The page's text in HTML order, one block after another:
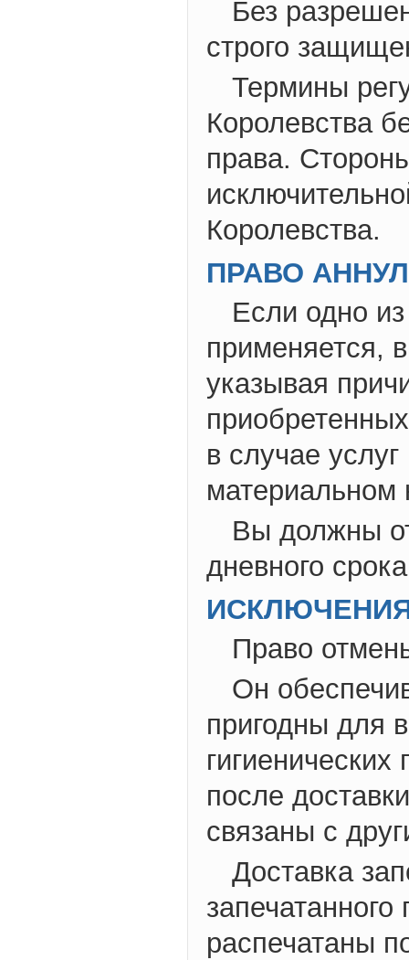
Без
строго
Термины
Королевства
права.
Королевства.
ПРАВО
Если одно
применяется,
указывая
в случае
материальном
Вы должны
дневного
Право
Он
пригодны для
после
связаны с
Доставка
распечатаны